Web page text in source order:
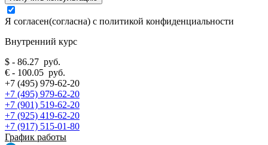
Я согласен(согласна) с политикой конфиденциальности
Внутренний курс
$ - 86.27 руб.
€ - 100.05 руб.
+7 (495) 979-62-20
+7 (495) 979-62-20
+7 (901) 519-62-20
+7 (925) 419-62-20
+7 (917) 515-01-80
График работы